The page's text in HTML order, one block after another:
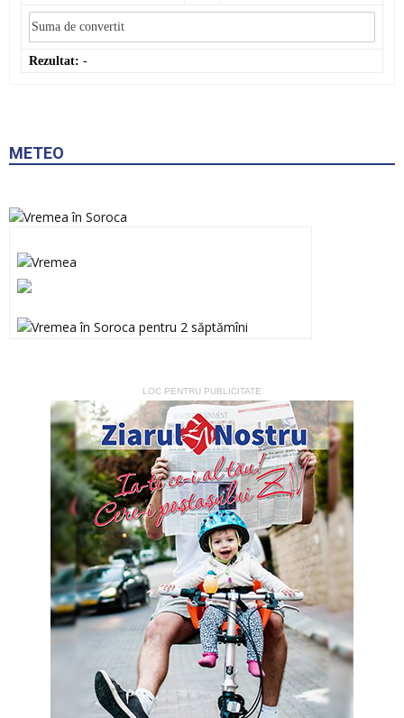
Rezultat: -
METEO
LOC PENTRU PUBLICITATE